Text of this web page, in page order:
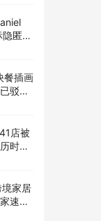
匿维
插画
驳回
不要
店被
时半
月24
家居
速自
情况